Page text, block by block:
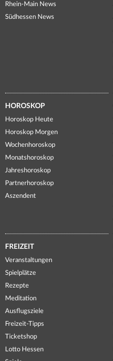
Rhein-Main News
Südhessen News
HOROSKOP
Horoskop Heute
Horoskop Morgen
Wochenhoroskop
Monatshoroskop
Jahreshoroskop
Partnerhoroskop
Aszendent
FREIZEIT
Veranstaltungen
Spielplätze
Rezepte
Meditation
Ausflugsziele
Freizeit-Tipps
Ticketshop
Lotto Hessen